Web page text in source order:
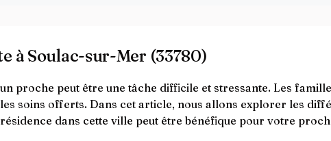
à Soulac-sur-Mer (33780)
proche peut être une tâche difficile et stressante. Les
soins offerts. Dans cet article, nous allons explorer les
dans cette ville peut être bénéfique pour votre